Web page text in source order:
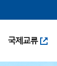
국제교류